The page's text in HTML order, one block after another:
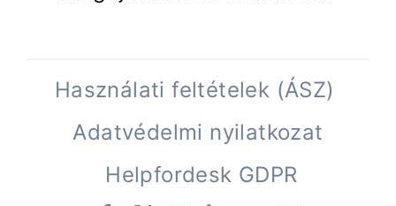
Használati feltételek (ÁSZ)
Adatvédelmi nyilatkozat
Helpfordesk GDPR